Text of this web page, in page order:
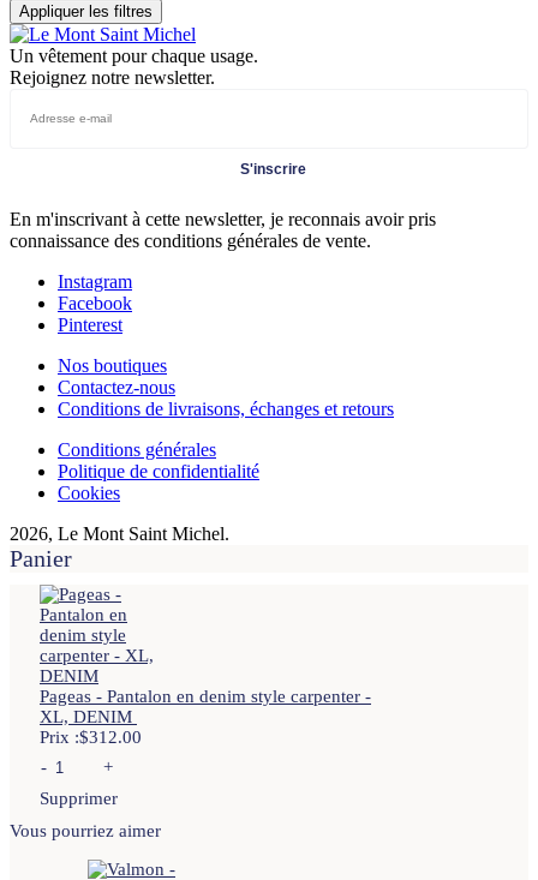
Appliquer les filtres
Un vêtement pour chaque usage.
Rejoignez notre newsletter.
S'inscrire
En m'inscrivant à cette newsletter, je reconnais avoir pris
connaissance des conditions générales de vente.
Instagram
Facebook
Pinterest
Nos boutiques
Contactez-nous
Conditions de livraisons, échanges et retours
Conditions générales
Politique de confidentialité
Cookies
2026, Le Mont Saint Michel.
Panier
Pageas - Pantalon en denim style carpenter -
XL, DENIM
Prix :$312.00
-
+
Supprimer
Vous pourriez aimer